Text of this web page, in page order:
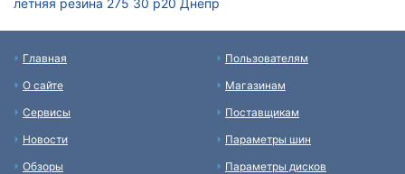
летняя резина 275 30 р20 Днепр
Главная
О сайте
Сервисы
Новости
Обзоры
Пользователям
Магазинам
Поставщикам
Параметры шин
Параметры дисков